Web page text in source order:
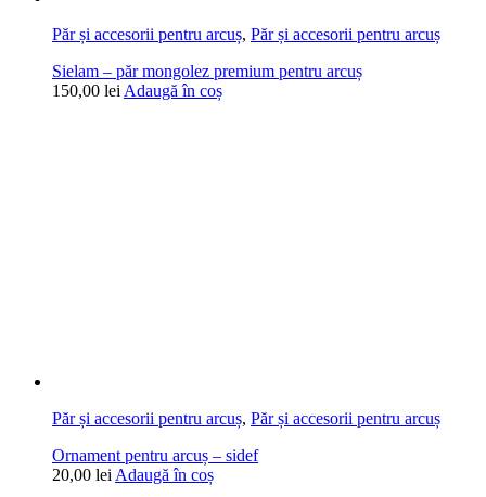
Păr și accesorii pentru arcuș, Păr și accesorii pentru arcuș
Sielam – păr mongolez premium pentru arcuș
150,00 lei Adaugă în coș
Păr și accesorii pentru arcuș, Păr și accesorii pentru arcuș
Ornament pentru arcuș – sidef
20,00 lei Adaugă în coș